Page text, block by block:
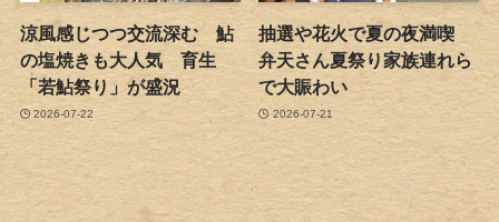
涼風感じつつ交流深む 鮎
の塩焼きも大人気 育生
「若鮎祭り」が盛況
2026-07-22
抽選や花火で夏の夜満喫
弁天さん夏祭り家族連れら
で大賑わい
2026-07-21